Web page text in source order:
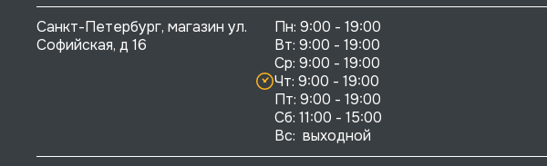
Санкт-Петербург, магазин ул.
Софийская, д 16
Пн: 9:00 - 19:00
Вт: 9:00 - 19:00
Ср: 9:00 - 19:00
Чт: 9:00 - 19:00
Пт: 9:00 - 19:00
Сб: 11:00 - 15:00
Вс:  выходной